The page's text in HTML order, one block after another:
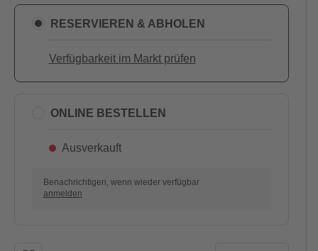
RESERVIEREN & ABHOLEN
Verfügbarkeit im Markt prüfen
ONLINE BESTELLEN
Ausverkauft
Benachrichtigen, wenn wieder verfügbar
anmelden